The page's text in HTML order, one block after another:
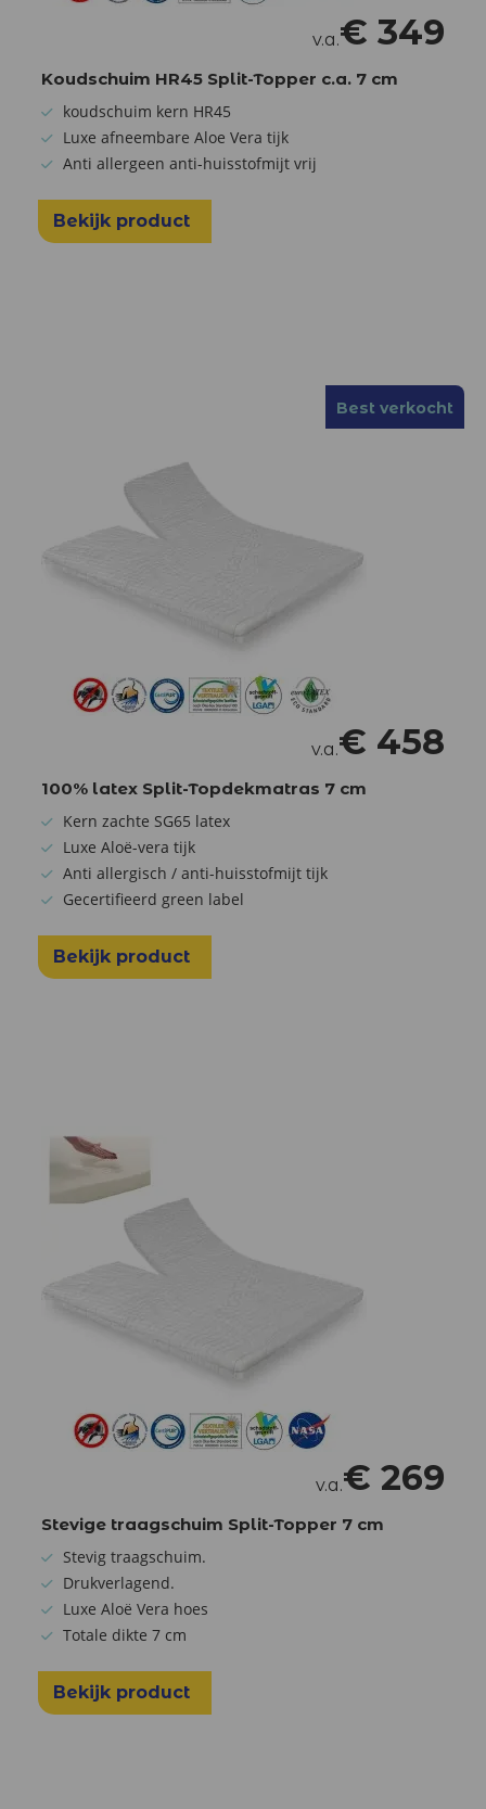
v.a.€ 349
Koudschuim HR45 Split-Topper c.a. 7 cm
koudschuim kern HR45
Luxe afneembare Aloe Vera tijk
Anti allergeen anti-huisstofmijt vrij
Bekijk product
Best verkocht
v.a.€ 458
100% latex Split-Topdekmatras 7 cm
Kern zachte SG65 latex
Luxe Aloë-vera tijk
Anti allergisch / anti-huisstofmijt tijk
Gecertifieerd green label
Bekijk product
v.a.€ 269
Stevige traagschuim Split-Topper 7 cm
Stevig traagschuim.
Drukverlagend.
Luxe Aloë Vera hoes
Totale dikte 7 cm
Bekijk product